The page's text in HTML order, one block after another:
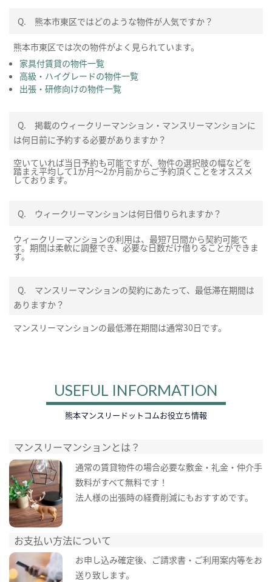
Q. 熊本市東区ではどのような物件が人気ですか？
熊本市東区では次の物件がよく見られています。
家具付賃貸の物件一覧
高級・ハイグレードの物件一覧
出張・研修向けの物件一覧
Q.
掲載のウィークリーマンション・マンスリーマンションに
は何日前に予約する必要がありますか？
空いていれば当日予約も可能ですが、物件の選択肢の幅などを
踏まえ平均して1か月～2か月前からご予約頂くことをオススメ
しております。
Q. ウィークリーマンションは何日借りられますか？
ウィークリーマンションの利用は、最短7日間から契約可能で
す。期間は柔軟に調整でき、必要な日数だけ借りることができま
す。
Q.
マンスリーマンションの契約にあたって、最低滞在期間は
ありますか？
マンスリーマンションの最低滞在期間は通常30日です。
USEFUL INFORMATION
熊本マンスリードットコムお役立ち情報
マンスリーマンションとは？
通常の賃貸物件の場合必要な敷金・礼金・仲介手
数料がすべて無料です！
法人様の出張時の経費削減にもおすすめです。
お支払い方法について
お申し込み確定後、ご請求書・ご利用案内等をお
送り致します。